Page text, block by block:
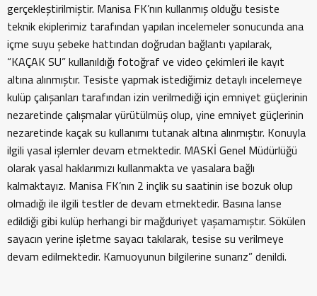
gerçekleştirilmiştir. Manisa FK’nın kullanmış olduğu tesiste
teknik ekiplerimiz tarafından yapılan incelemeler sonucunda ana
içme suyu şebeke hattından doğrudan bağlantı yapılarak,
“KAÇAK SU” kullanıldığı fotoğraf ve video çekimleri ile kayıt
altına alınmıştır. Tesiste yapmak istediğimiz detaylı incelemeye
kulüp çalışanları tarafından izin verilmediği için emniyet güçlerinin
nezaretinde çalışmalar yürütülmüş olup, yine emniyet güçlerinin
nezaretinde kaçak su kullanımı tutanak altına alınmıştır. Konuyla
ilgili yasal işlemler devam etmektedir. MASKİ Genel Müdürlüğü
olarak yasal haklarımızı kullanmakta ve yasalara bağlı
kalmaktayız. Manisa FK’nın 2 inçlik su saatinin ise bozuk olup
olmadığı ile ilgili testler de devam etmektedir. Basına lanse
edildiği gibi kulüp herhangi bir mağduriyet yaşamamıştır. Sökülen
sayacın yerine işletme sayacı takılarak, tesise su verilmeye
devam edilmektedir. Kamuoyunun bilgilerine sunarız” denildi.